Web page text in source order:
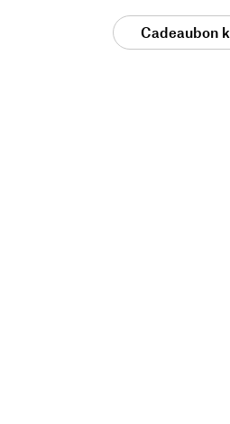
Cadeaubon